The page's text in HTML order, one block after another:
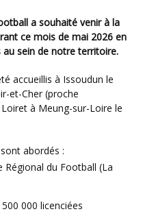
ce mois de mai 2026 en
sein de notre territoire.
et-Cher (proche
à Meung-sur-Loire le
abordés :
Régional du Football (La
000 licenciées